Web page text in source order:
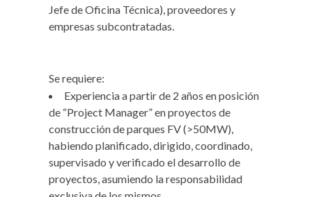
Jefe de Oficina Técnica), proveedores y
empresas subcontratadas.
Se requiere:
Experiencia a partir de 2 años en posición
de “Project Manager” en proyectos de
construcción de parques FV (>50MW),
habiendo planificado, dirigido, coordinado,
supervisado y verificado el desarrollo de
proyectos, asumiendo la responsabilidad